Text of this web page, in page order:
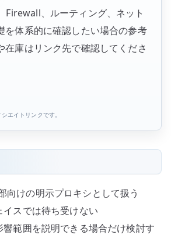
Firewall、ルーティング、ネット
を体系的に確認したい場合の参考
在庫はリンク先で確認してくださ
エイトリンクです。
向けの明示プロキシとして扱う
スでは待ち受けない
範囲を説明できる場合だけ検討す